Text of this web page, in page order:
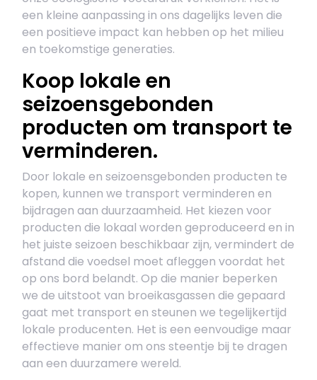
een kleine aanpassing in ons dagelijks leven die
een positieve impact kan hebben op het milieu
en toekomstige generaties.
Koop lokale en
seizoensgebonden
producten om transport te
verminderen.
Door lokale en seizoensgebonden producten te
kopen, kunnen we transport verminderen en
bijdragen aan duurzaamheid. Het kiezen voor
producten die lokaal worden geproduceerd en in
het juiste seizoen beschikbaar zijn, vermindert de
afstand die voedsel moet afleggen voordat het
op ons bord belandt. Op die manier beperken
we de uitstoot van broeikasgassen die gepaard
gaat met transport en steunen we tegelijkertijd
lokale producenten. Het is een eenvoudige maar
effectieve manier om ons steentje bij te dragen
aan een duurzamere wereld.